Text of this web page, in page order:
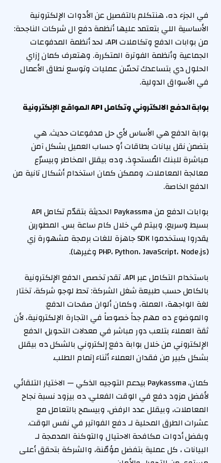
في الجزء ده، هنتكلم بالتفصيل عن الأدوات الإلكترونية
الأساسية اللي بتعتمد عليها أنظمة دفع ال شركات الناجحة:
من بوابات الدفع وتكاملات API، لحد أنظمة المدفوعات
الجماعية وأنظمة الفوترة المتكررة. وهتعرف كمان إزاي
الحلول دي بتساعدك تحسّن عمليات وتوسع نطاق الأعمال
في الأسواق الدولية.
بوابة الدفع الالكتروني وتكامل
المواقع الإلكترونية
بوابة الدفع هي الأساس لأي حل مدفوعات حديث. هي
بتضمن نقل بيانات بطاقات أو حساب العميل بشكل آمن
مباشرة للبنك المُستحوِذ، وده بيقلل المخاطر وبيسرّع
معالجة المعاملات. وممكن كمان استخدام أشكال تانية من
الدفع الخاصة.
بوابات الدفع من Paykassma الحديثة بتقدّم تكامل API
بسيط وسريع، وبيتم في خلال كام ساعة بس. المطورين
يقدروا يستخدموا SDK جاهزة للغات برمجة مشهورة زي
(PHP، Python، JavaScript، Node.js وغيرها).
باستخدام التكامل عبر API، تقدر تخصص الدفع الإلكترونية
بالكامل حسب طبيعة شغل الشركة: تحط لوجو شركة، تختار
لغة الواجهة، العملة، وكمان ألوان صفحات الدفع.
والموضوع ده مهم جداً خصوصاً في التجارة الإلكترونية، لأن
ثقة العملاء بتلعب دور مباشر في معدلات التحويل. الدفع
الإلكتروني من خلال بوابة دفع إلكتروني بالشكل ده بيقلل
بشكل كبير من فقدان العملاء أثناء إتمام الطلب.
كمان، Paykassma بيدعم التوجيه الذكي — الاختيار التلقائي
لأفضل مزود دفع في الوقت الفعلي. ده بيزود نسبة نجاح
المعاملات، وبيقلل عدد الرفض، وبيسمح بالتعامل مع
عشرات الطرق المحلية لـ دفع الفواتير في نفس الوقت.
وبفضل أدوات مكافحة الاحتيال والتوكنة المدمجة لـ
البيانات ، كل عملية بتفضل مؤمّنة، والشركة بتحقق أعلى